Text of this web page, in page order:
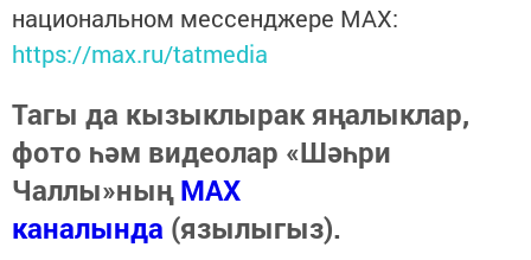
национальном мессенджере MАХ:
https://max.ru/tatmedia
Тагы да кызыклырак яңалыклар,
фото һәм видеолар «Шәһри
Чаллы»ныңMAX
каналында (язылыгыз).